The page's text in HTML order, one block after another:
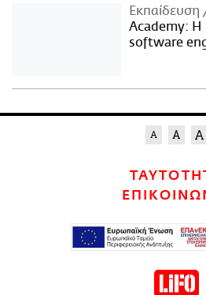
Εκπαίδευση
Academy: Η
software